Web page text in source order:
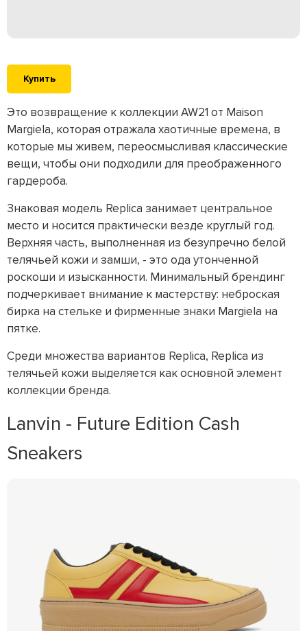
Купить
Это возвращение к коллекции AW21 от Maison
Margiela, которая отражала хаотичные времена, в
которые мы живем, переосмысливая классические
вещи, чтобы они подходили для преображенного
гардероба.
Знаковая модель Replica занимает центральное
место и носится практически везде круглый год.
Верхняя часть, выполненная из безупречно белой
телячьей кожи и замши, - это ода утонченной
роскоши и изысканности. Минимальный брендинг
подчеркивает внимание к мастерству: неброская
бирка на стельке и фирменные знаки Margiela на
пятке.
Среди множества вариантов Replica, Replica из
телячьей кожи выделяется как основной элемент
коллекции бренда.
Lanvin - Future Edition Cash
Sneakers